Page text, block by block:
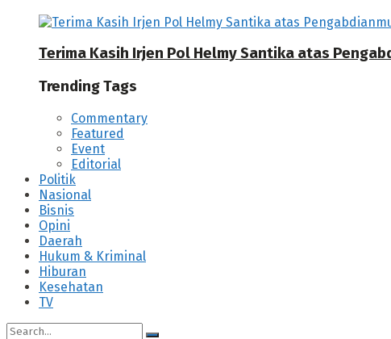
Terima Kasih Irjen Pol Helmy Santika atas
Trending Tags
Commentary
Featured
Event
Editorial
Politik
Nasional
Bisnis
Opini
Daerah
Hukum & Kriminal
Hiburan
Kesehatan
TV